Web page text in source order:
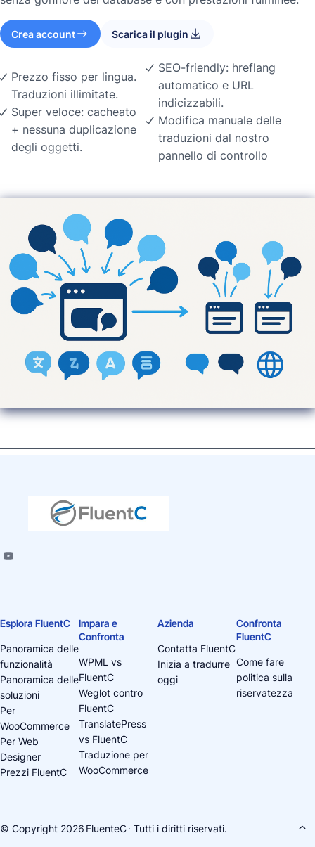
Crea account Scarica il plugin
Prezzo fisso per lingua.
Traduzioni illimitate.
Super veloce: cacheato
+ nessuna duplicazione
degli oggetti.
SEO-friendly: hreflang
automatico e URL
indicizzabili.
Modifica manuale delle
traduzioni dal nostro
pannello di controllo
Esplora FluentC
Panoramica delle
funzionalità
Panoramica delle
soluzioni
Per
WooCommerce
Per Web
Designer
Prezzi FluentC
Impara e
Confronta
WPML vs
FluentC
Weglot contro
FluentC
TranslatePress
vs FluentC
Traduzione per
WooCommerce
Azienda
Contatta FluentC
Inizia a tradurre
oggi
Confronta
FluentC
Come fare
politica sulla
riservatezza
© Copyright 2026 FluenteC· Tutti i diritti riservati.